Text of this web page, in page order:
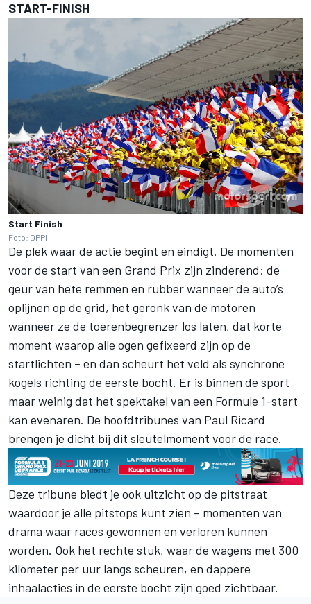
START-FINISH
Start Finish
Foto: DPPI
De plek waar de actie begint en eindigt. De momenten
voor de start van een Grand Prix zijn zinderend: de
geur van hete remmen en rubber wanneer de auto’s
oplijnen op de grid, het geronk van de motoren
wanneer ze de toerenbegrenzer los laten, dat korte
moment waarop alle ogen gefixeerd zijn op de
startlichten – en dan scheurt het veld als synchrone
kogels richting de eerste bocht. Er is binnen de sport
maar weinig dat het spektakel van een Formule 1-start
kan evenaren. De hoofdtribunes van Paul Ricard
brengen je dicht bij dit sleutelmoment voor de race.
Deze tribune biedt je ook uitzicht op de pitstraat
waardoor je alle pitstops kunt zien – momenten van
drama waar races gewonnen en verloren kunnen
worden. Ook het rechte stuk, waar de wagens met 300
kilometer per uur langs scheuren, en dappere
inhaalacties in de eerste bocht zijn goed zichtbaar.